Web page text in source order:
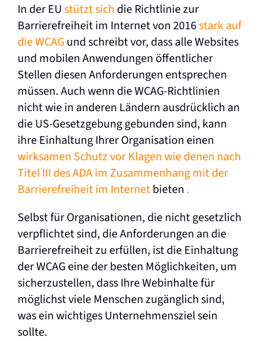
In der EUstützt sich die Richtlinie zur
Barrierefreiheit im Internet von 2016stark auf
die WCAG und schreibt vor, dass alle Websites
und mobilen Anwendungen öffentlicher
Stellen diesen Anforderungen entsprechen
müssen. Auch wenn die WCAG-Richtlinien
nicht wie in anderen Ländern ausdrücklich an
die US-Gesetzgebung gebunden sind, kann
ihre Einhaltung Ihrer Organisation einen
wirksamen Schutz vor Klagen wie denen nach
Titel III des ADA im Zusammenhang mit der
Barrierefreiheit im Internetbieten .
Selbst für Organisationen, die nicht gesetzlich
verpflichtet sind, die Anforderungen an die
Barrierefreiheit zu erfüllen, ist die Einhaltung
der WCAG eine der besten Möglichkeiten, um
sicherzustellen, dass Ihre Webinhalte für
möglichst viele Menschen zugänglich sind,
was ein wichtiges Unternehmensziel sein
sollte.